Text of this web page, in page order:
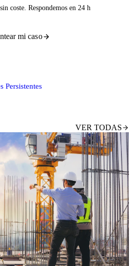
coste. Respondemos en 24 h
mi caso
Persistentes
VER TODAS